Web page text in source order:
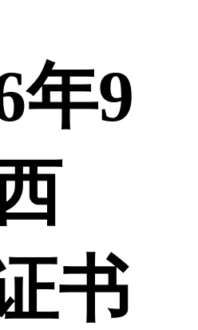
年9
书